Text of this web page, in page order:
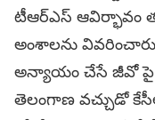
టీఆర్ఎస్ ఆవిర్భావం
అంశాలను
అన్యాయం చేసే జీవో పై
తెలంగాణ వచ్చుడో